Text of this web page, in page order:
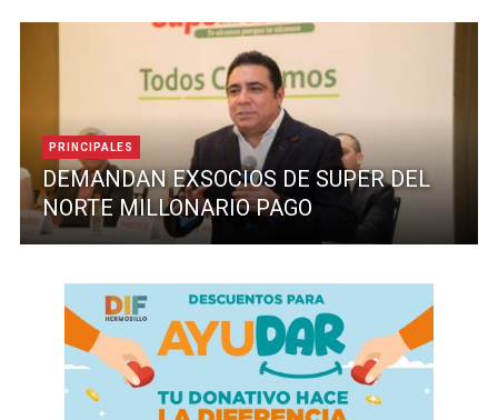
PRINCIPALES
DEMANDAN EXSOCIOS DE SUPER DEL
NORTE MILLONARIO PAGO